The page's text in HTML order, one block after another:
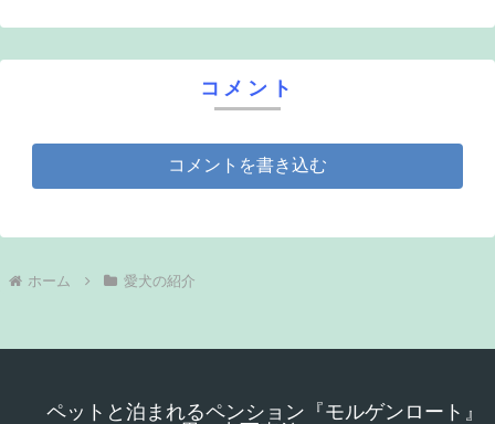
コメント
コメントを書き込む
ホーム 愛犬の紹介
ペットと泊まれるペンション『モルゲンロート』